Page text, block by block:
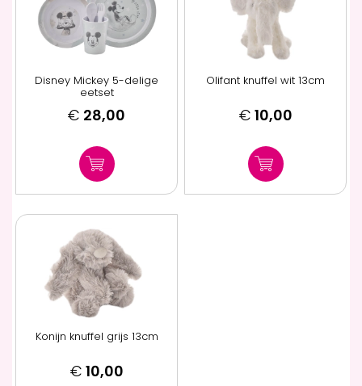
Disney Mickey 5-delige
eetset
€ 28,00
Olifant knuffel wit 13cm
€ 10,00
Konijn knuffel grijs 13cm
€ 10,00